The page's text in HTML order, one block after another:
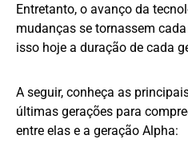
Entretanto, o avanço da
mudanças se tornassem
isso hoje a duração de cada
A seguir, conheça as
últimas gerações para
entre elas e a geração Alpha: